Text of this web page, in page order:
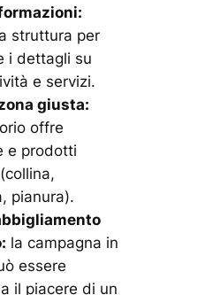
struttura per
i dettagli su
e servizi.
giusta:
offre
e prodotti
pianura).
la campagna in
essere
il piacere di un